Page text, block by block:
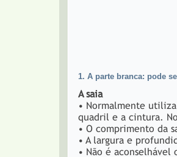
1. A parte branca: pode
A saia
• Normalmente
quadril e a cintura.
• O comprimento da
• A largura e
• Não é